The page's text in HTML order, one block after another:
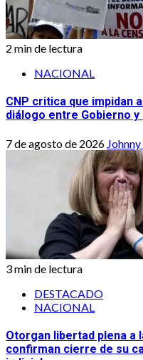
2 min de lectura
NACIONAL
CNP critica que impidan
diálogo entre Gobierno
7 de agosto de 2026
3 min de lectura
DESTACADO
NACIONAL
Otorgan libertad plena a
confirman cierre de su